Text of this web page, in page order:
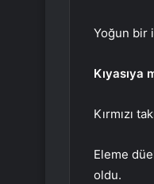
Yoğun bir
Kıyasıya
Kırmızı
Eleme
oldu.